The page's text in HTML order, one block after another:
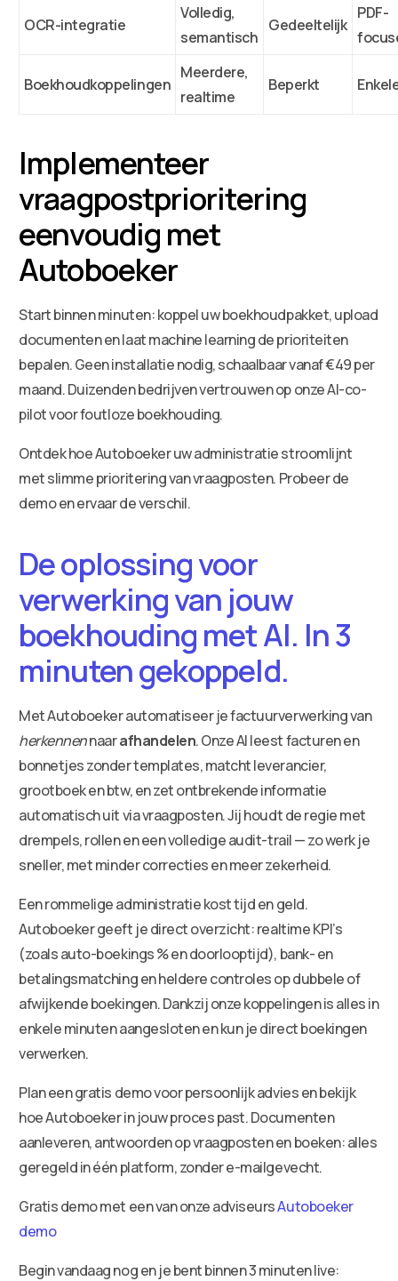
OCR-integratie
Volledig,
semantisch
Gedeeltelijk
PDF-
Boekhoudkoppelingen
Meerdere,
realtime
Beperkt
Implementeer
vraagpostprioritering
eenvoudig met
Autoboeker
Start binnen minuten: koppel uw boekhoudpakket, upload
documenten en laat machine learning de prioriteiten
bepalen. Geen installatie nodig, schaalbaar vanaf €49 per
maand. Duizenden bedrijven vertrouwen op onze AI-co-
pilot voor foutloze boekhouding.
Ontdek hoe Autoboeker uw administratie stroomlijnt
met slimme prioritering van vraagposten. Probeer de
demo en ervaar de verschil.
De oplossing voor
verwerking van jouw
boekhouding met AI. In 3
minuten gekoppeld.
Met Autoboeker automatiseer je factuurverwerking van
herkennennaarafhandelen. Onze AI leest facturen en
bonnetjes zonder templates, matcht leverancier,
grootboek en btw, en zet ontbrekende informatie
automatisch uit via vraagposten. Jij houdt de regie met
drempels, rollen en een volledige audit-trail — zo werk je
sneller, met minder correcties en meer zekerheid.
Een rommelige administratie kost tijd en geld.
Autoboeker geeft je direct overzicht: realtime KPI’s
(zoals auto-boekings % en doorlooptijd), bank- en
betalingsmatching en heldere controles op dubbele of
afwijkende boekingen. Dankzij onze koppelingen is alles in
enkele minuten aangesloten en kun je direct boekingen
verwerken.
Plan een gratis demo voor persoonlijk advies en bekijk
hoe Autoboeker in jouw proces past. Documenten
aanleveren, antwoorden op vraagposten en boeken: alles
geregeld in één platform, zonder e-mailgevecht.
Gratis demo met een van onze adviseursAutoboeker
demo
Begin vandaag nog en je bent binnen 3 minuten live: